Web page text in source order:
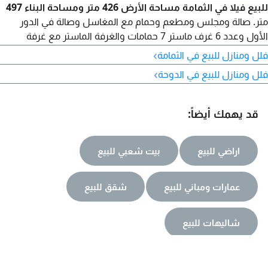
للبيع فيلا في الثمامة مساحة الأرض 426 متر ومساحة البناء 497
متر. صالة ومجلس ومطعم وحمام مع المغاسل وصالة في الدور
الأول وعدد 6 غرف ماستر 7 حمامات والغرفة الماستر مع غرفة
ملابس ومطبخ خارجي وغرفة غسيل وغرفة خادمة وغرفة سائق مع
مكيفات دكت سبليت ومصعد السعر
فلل ومنازل للبيع في الثمامة›
فلل ومنازل للبيع في الدوحة›
قد يهمك أيضاً:
اراضي للبيع بيت شعبي للبيع
عمارات ومباني للبيع شقق للبيع
شاليهات للبيع